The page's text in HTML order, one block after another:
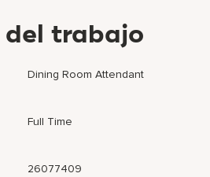
del trabajo
Dining Room Attendant
Full Time
26077409